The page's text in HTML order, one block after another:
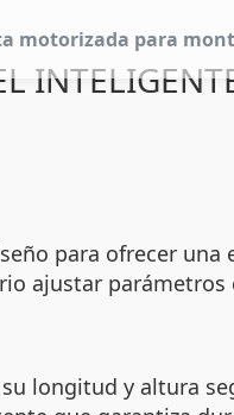
motorizada para
para ofrecer
ajustar parámetros
longitud y altura